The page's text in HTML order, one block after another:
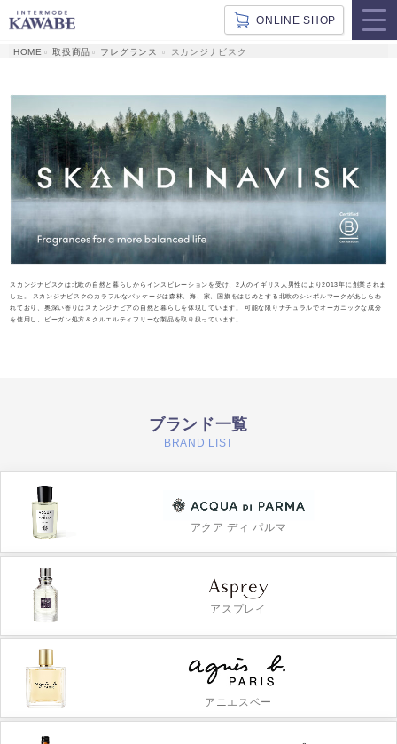
ONLINE SHOP
取扱商品 フレグランス スカンジナビスク
スカンジナビスクは北欧の自然と暮らしからインスピレーションを受け、2人のイギリス人男性により2013年に創業されま
した。 スカンジナビスクのカラフルなパッケージは森林、海、家、国旗をはじめとする北欧のシンボルマークがあしらわ
れており、奥深い⾹りはスカンジナビアの⾃然と暮らしを体現しています。
可能な限りナチュラルでオーガニックな成分
を使用し、ビーガン処方＆クルエルティフリーな製品を取り扱っています。
ブランド一覧
BRAND LIST
アクア ディ パルマ
アスプレイ
アニエスベー